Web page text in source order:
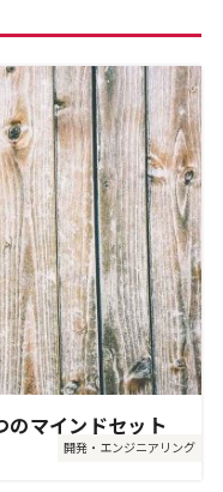
開発・エンジニアリング
のマインドセット